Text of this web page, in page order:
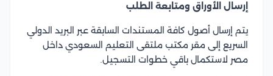
إرسال الأوراق ومتابعة الطلب
يتم إرسال أصول كافة المستندات السابقة عبر البريد الدولي
السريع إلى مقر مكتب ملتقى التعليم السعودي داخل
مصر لاستكمال باقي خطوات التسجيل.